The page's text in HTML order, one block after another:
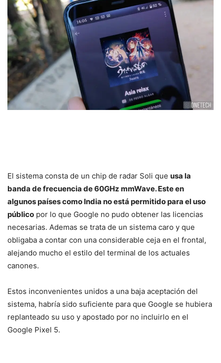
El sistema consta de un chip de radar Soli que usa la
banda de frecuencia de 60GHz mmWave. Este en
algunos países como India no está permitido para el uso
público por lo que Google no pudo obtener las licencias
necesarias. Ademas se trata de un sistema caro y que
obligaba a contar con una considerable ceja en el frontal,
alejando mucho el estilo del terminal de los actuales
canones.
Estos inconvenientes unidos a una baja aceptación del
sistema, habría sido suficiente para que Google se hubiera
replanteado su uso y apostado por no incluirlo en el
Google Pixel 5.